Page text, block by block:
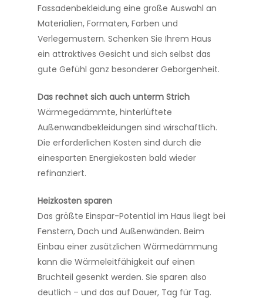
Fassadenbekleidung eine große Auswahl an
Materialien, Formaten, Farben und
Verlegemustern. Schenken Sie Ihrem Haus
ein attraktives Gesicht und sich selbst das
gute Gefühl ganz besonderer Geborgenheit.
Das rechnet sich auch unterm Strich
Wärmegedämmte, hinterlüftete
Außenwandbekleidungen sind wirschaftlich.
Die erforderlichen Kosten sind durch die
einesparten Energiekosten bald wieder
refinanziert.
Heizkosten sparen
Das größte Einspar-Potential im Haus liegt bei
Fenstern, Dach und Außenwänden. Beim
Einbau einer zusätzlichen Wärmedämmung
kann die Wärmeleitfähigkeit auf einen
Bruchteil gesenkt werden. Sie sparen also
deutlich – und das auf Dauer, Tag für Tag.